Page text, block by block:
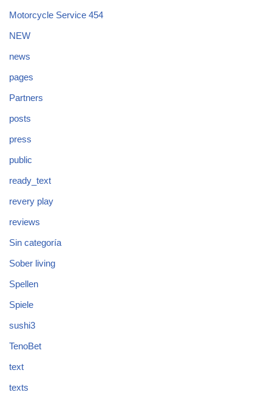
Motorcycle Service 454
NEW
news
pages
Partners
posts
press
public
ready_text
revery play
reviews
Sin categoría
Sober living
Spellen
Spiele
sushi3
TenoBet
text
texts